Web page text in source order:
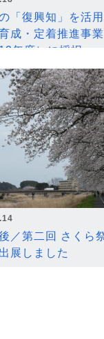
「復興知」を活
成・定着推進事
年度）に採択
／第二回 さくら
展しました